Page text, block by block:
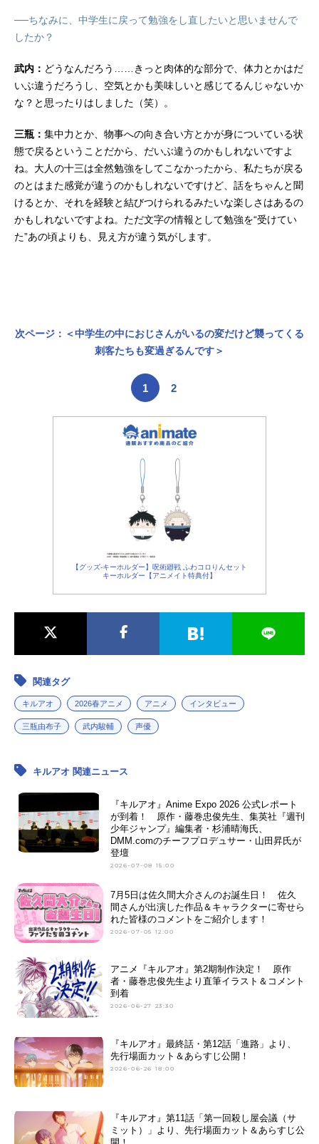
──ちなみに、中学生に戻って勉強をし直したいと思いませんで
したか？
武内： どうなんだろう……きっと肉体的な部分で、体力とかはだ
いぶ違うだろうし、空気とかも美味しいと感じてるんじゃないか
な？と思ったりはしました（笑）。
三瓶： 集中力とか、物事への向き合い方とかが身についている状
態で戻るということだから、だいぶ違うのかもしれないですよ
ね。大人の十三は全然勉強をしてこなかったから、私たちが戻る
のとはまた感覚が違うのかもしれないですけど、話をちゃんと聞
けるとか、それを経験と結びつけられるみたいな楽しさはあるの
かもしれないですよね。ただ文字の情報として勉強を“受けてい
た”あの頃よりも、見え方が違う気がします。
次ページ：＜中学生の中におじさんがいるの変だけど襲ってくる
刺客たちも変過ぎるんです＞
1 2
【グッズ-キーホルダー】呪術廻戦 ふわコロりんセット
キーホルダー【アニメイト特典付】
関連タグ
キルアオ 2026春アニメ アニメ インタビュー
三瓶由布子 武内駿輔 声優
キルアオ 関連ニュース
『キルアオ』Anime Expo 2026 公式レポート
が到着！ 原作・藤巻忠俊先生、集英社『週刊
少年ジャンプ』編集者・杉浦晴海氏、
DMM.comのチーフプロデュサー・山田昇氏が
登壇
2026-07-08 15:00
7月5日は佐久間大介さんのお誕生日！ 佐久
間さんが出演した作品＆キャラクターに寄せら
れた皆様のコメントをご紹介します！
2026-07-05 12:00
アニメ『キルアオ』第2期制作決定！ 原作
者・藤巻忠俊先生より直筆イラスト＆コメント
到着
2026-06-27 23:30
『キルアオ』最終話・第12話「進路」より、
先行場面カット＆あらすじ公開！
2026-06-26 18:00
『キルアオ』第11話「第一回殺し屋会議（サ
ミット）」より、先行場面カット＆あらすじ公